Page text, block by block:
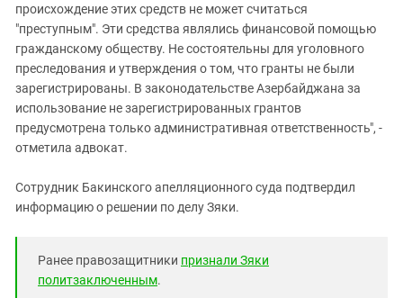
происхождение этих средств не может считаться
"преступным". Эти средства являлись финансовой помощью
гражданскому обществу. Не состоятельны для уголовного
преследования и утверждения о том, что гранты не были
зарегистрированы. В законодательстве Азербайджана за
использование не зарегистрированных грантов
предусмотрена только административная ответственность", -
отметила адвокат.
Сотрудник Бакинского апелляционного суда подтвердил
информацию о решении по делу Зяки.
Ранее правозащитники признали Зяки
политзаключенным.